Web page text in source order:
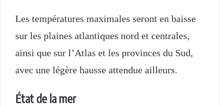
Les températures maximales seront en baisse
sur les plaines atlantiques nord et centrales,
ainsi que sur l’Atlas et les provinces du Sud,
avec une légère hausse attendue ailleurs.
État de la mer